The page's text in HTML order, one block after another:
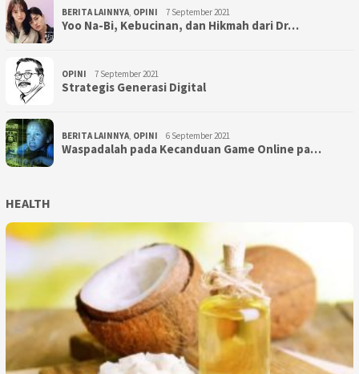
BERITA LAINNYA OPINI 7 September 2021
Yoo Na-Bi, Kebucinan, dan Hikmah dari Dr…
OPINI 7 September 2021
Strategis Generasi Digital
BERITA LAINNYA OPINI 6 September 2021
Waspadalah pada Kecanduan Game Online pa…
HEALTH